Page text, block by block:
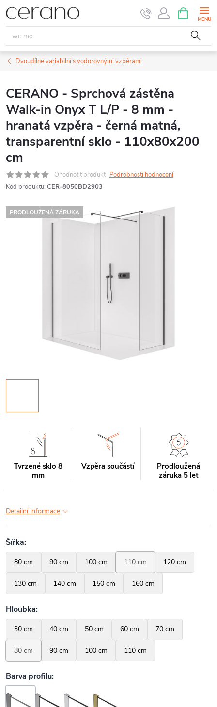
Přejít
na
obsah
NÁKUPNÍ
KOŠÍK
Dvoudílné variabilní s vodorovnými vzpěrami
CERANO - Sprchová zástěna
Walk-in Onyx T L/P - 8 mm -
hranatá vzpěra - černá matná,
transparentní sklo - 110x80x200
cm
Ohodnotit produkt Podrobnosti hodnocení
Kód produktu: CER-8050BD2903
PRODLOUŽENÁ ZÁRUKA
Tvrzené sklo 8
mm
Vzpěra součástí
Prodloužená
záruka 5 let
Detailní informace